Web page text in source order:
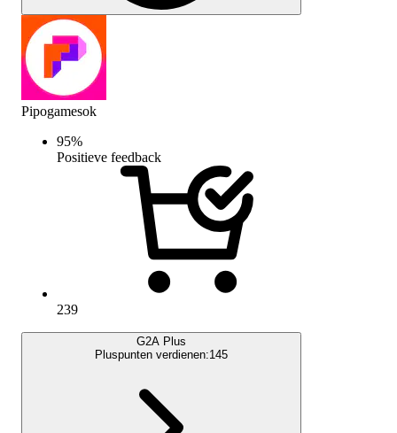
Pipogamesok
95%
Positieve feedback
239
G2A Plus
Pluspunten verdienen:145